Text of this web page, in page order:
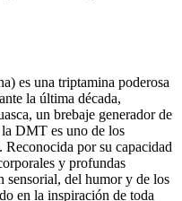
es una triptamina poderosa
la última década,
un brebaje generador de
DMT es uno de los
por su capacidad
y profundas
sensorial, del humor y de los
en la inspiración de toda